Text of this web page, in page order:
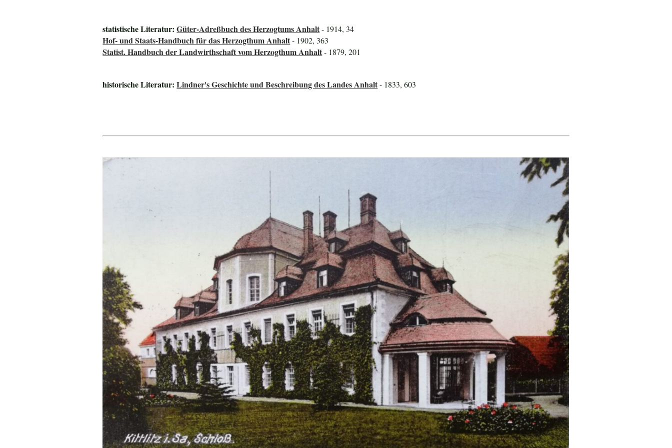
statistische Literatur:Güter-Adreßbuch des Herzogtums Anhalt- 1914, 34
Hof- und Staats-Handbuch für das Herzogthum Anhalt- 1902, 363
Statist. Handbuch der Landwirthschaft vom Herzogthum Anhalt- 1879, 201
historische Literatur:Lindner's Geschichte und Beschreibung des Landes Anhalt- 1833, 603